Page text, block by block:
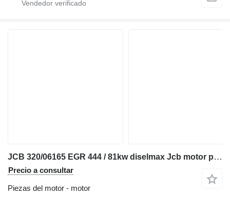
JCB 320/06165 EGR 444 / 81kw diselmax Jcb motor para cargadora telescópica
Precio a consultar
Piezas del motor - motor